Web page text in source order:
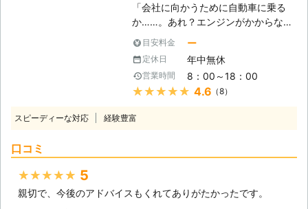
できます 車のバッテリーが上がって
しまったことに気づくのは、車を運転
しようとしたけれどうんともすんとも
動かないときです。実際に運転をしよ
うとしたその瞬間に気が付くので、時
間的に余裕がないことも多いでしょ
う。 そんなときこそ、弊社「株式会
社クイックキャット」の出番です！弊
えて準備しているからこそ、お客様か
30分で対応できるので、バッテリー
「会社に向かうために自動車に乗る
か……。あれ？エンジンがかからな
い！」 出勤前に車が動かないと、焦
りますよね。当たり前のように動くと
思っていたので、今から電車で会社に
行こうにも、遅刻してしまうかもしれ
ません。「どうせ遅刻するなら、車が
なときは弊社「PlayUnity」が高速で
社は、多くのスタッフを至る所に配置
目安料金 ー
定休日 年中無休
営業時間 8：00～18：00
★★★★★ 4.6 （8）
スピーディーな対応 経験豊富
口コミ
★★★★★ 5
親切で、今後のアドバイスもくれてありがたかったです。